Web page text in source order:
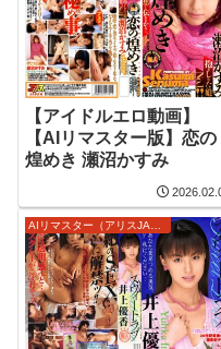
【アイドルエロ動画】
【AIリマスター版】恋の
煌めき 瀬沼かすみ
AIリマスター（アリスJAPAN）